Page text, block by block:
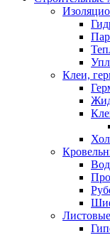
Клеи,